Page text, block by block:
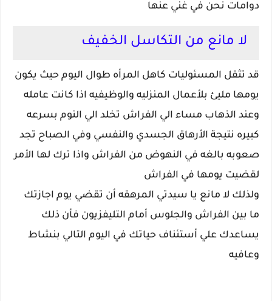
دوامات نحن في غني عنها
لا مانع من التكاسل الخفيف
قد تثقل المسئوليات كاهل المرأه طوال اليوم حيث يكون
يومها مليئ بلأعمال المنزليه والوظيفيه اذا كانت عامله
وعند الذهاب مساء الي الفراش تخلد الي النوم بسرعه
كبيره نتيجة الأرهاق الجسدي والنفسي وفي الصباح تجد
صعوبه بالغه في النهوض من الفراش واذا ترك لها الأمر
لقضيت يومها في الفراش
ولذلك لا مانع يا سيدتي المرهقه أن تقضي يوم اجازتك
ما بين الفراش والجلوس أمام التليفزيون فأن ذلك
يساعدك علي أستئناف حياتك في اليوم التالي بنشاط
وعافيه